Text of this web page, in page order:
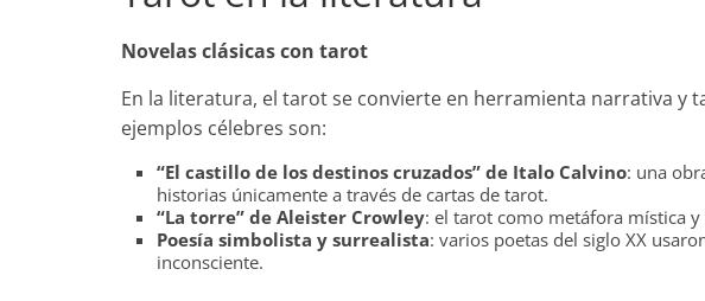
Novelas clásicas con tarot
En la literatura, el tarot se convierte en herramienta narrativa y
ejemplos célebres son:
“El castillo de los destinos cruzados” de Italo Calvino: una
historias únicamente a través de cartas de tarot.
“La torre” de Aleister Crowley: el tarot como metáfora mística
Poesía simbolista y surrealista: varios poetas del siglo XX
inconsciente.